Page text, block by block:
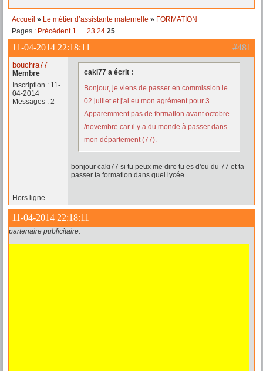
Accueil » Le métier d’assistante maternelle » FORMATION
Pages : Précédent 1 … 23 24 25
#481
11-04-2014 22:18:11
bouchra77
Membre
Inscription : 11-
04-2014
Messages : 2
caki77 a écrit :
Bonjour, je viens de passer en commission le
02 juillet et j'ai eu mon agrément pour 3.
Apparemment pas de formation avant octobre
/novembre car il y a du monde à passer dans
mon département (77).
bonjour caki77 si tu peux me dire tu es d'ou du 77 et ta
passer ta formation dans quel lycée
Hors ligne
11-04-2014 22:18:11
partenaire publicitaire: